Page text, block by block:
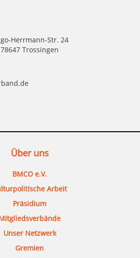
Herrmann-Str. 24
78647 Trossingen
Über uns
BMCO e.V.
Arbeit
Präsidium
Unser Netzwerk
Gremien